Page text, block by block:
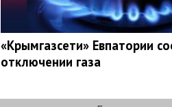
«Крымгазсети» Евпатории
отключении газа